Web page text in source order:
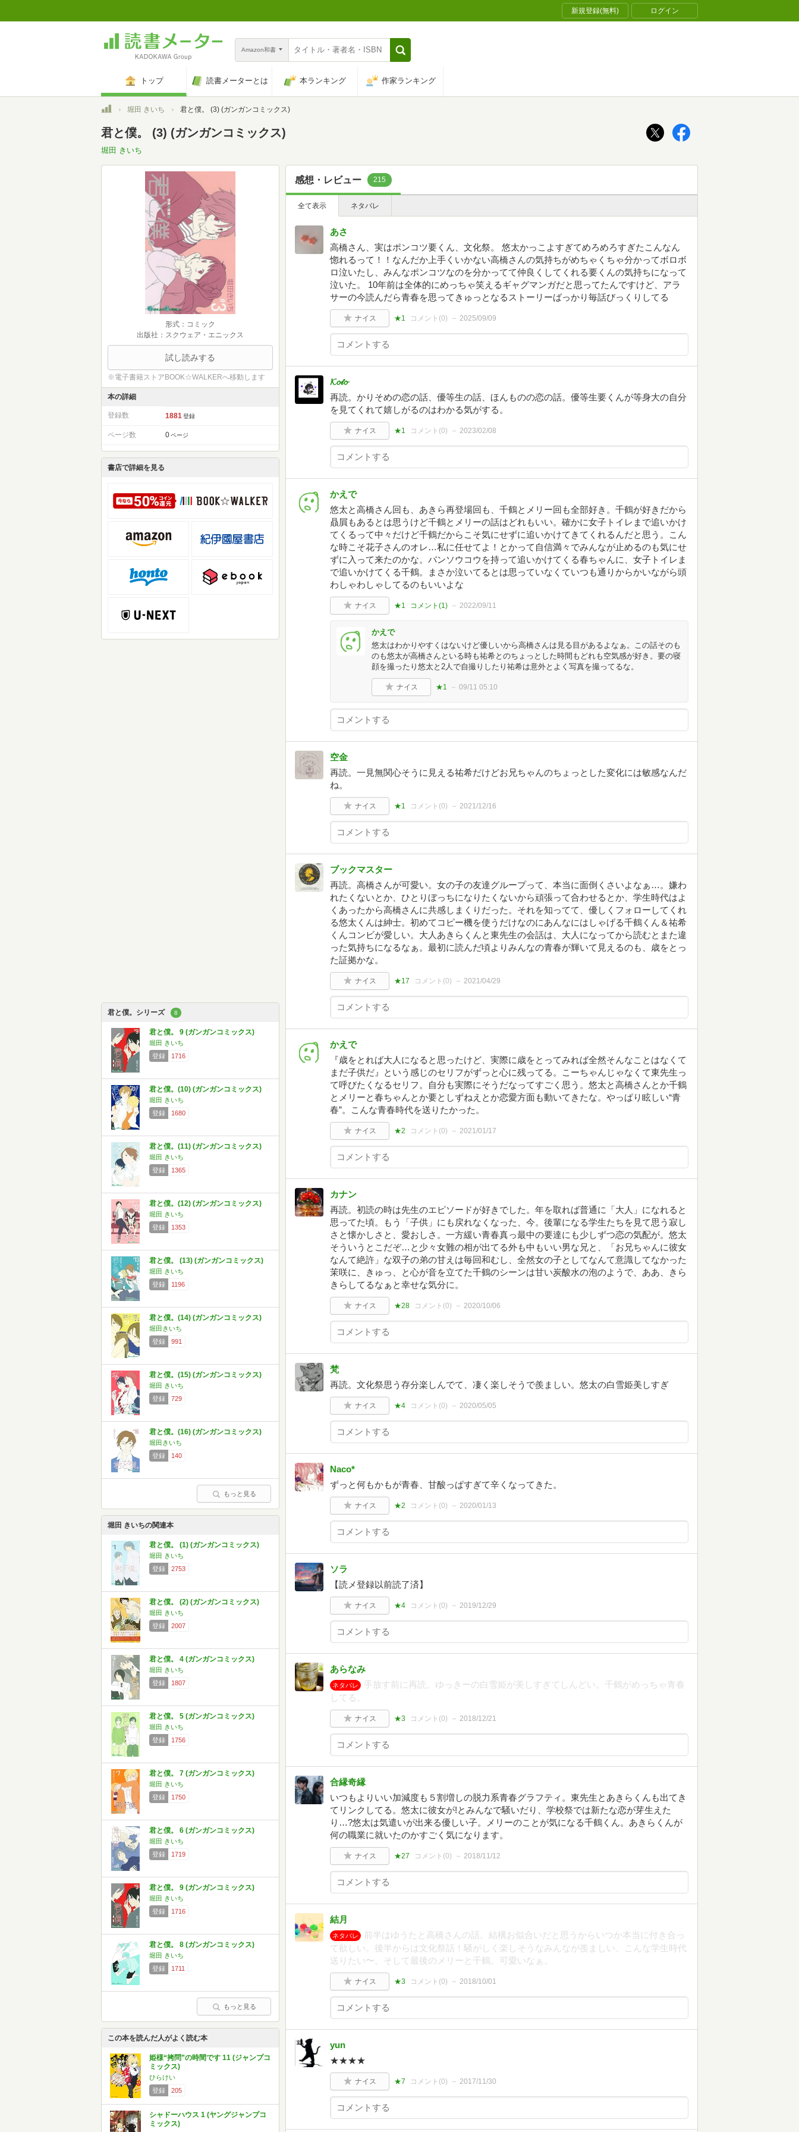
新規登録(無料) ログイン
Amazon和書
トップ 読書メーターとは 本ランキング 作家ランキング
トップ堀田 きいち 君と僕。 (3) (ガンガンコミックス)
君と僕。 (3) (ガンガンコミックス)
堀田 きいち
形式：コミック
出版社：スクウェア・エニックス
試し読みする
※電子書籍ストアBOOK☆WALKERへ移動します
本の詳細
登録数 1881 登録
ページ数 0 ページ
書店で詳細を見る
君と僕。シリーズ 8
君と僕。 9 (ガンガンコミックス)
堀田 きいち
登録
1716
君と僕。(10) (ガンガンコミックス)
堀田 きいち
登録
1680
君と僕。(11) (ガンガンコミックス)
堀田 きいち
登録
1365
君と僕。(12) (ガンガンコミックス)
堀田 きいち
登録
1353
君と僕。 (13) (ガンガンコミックス)
堀田 きいち
登録
1196
君と僕。(14) (ガンガンコミックス)
堀田きいち
登録
991
君と僕。(15) (ガンガンコミックス)
堀田 きいち
登録
729
君と僕。(16) (ガンガンコミックス)
堀田きいち
登録
140
もっと見る
堀田 きいちの関連本
君と僕。 (1) (ガンガンコミックス)
堀田 きいち
登録
2753
君と僕。 (2) (ガンガンコミックス)
堀田 きいち
登録
2007
君と僕。 4 (ガンガンコミックス)
堀田 きいち
登録
1807
君と僕。 5 (ガンガンコミックス)
堀田 きいち
登録
1756
君と僕。 7 (ガンガンコミックス)
堀田 きいち
登録
1750
君と僕。 6 (ガンガンコミックス)
堀田 きいち
登録
1719
君と僕。 9 (ガンガンコミックス)
堀田 きいち
登録
1716
君と僕。 8 (ガンガンコミックス)
堀田 きいち
登録
1711
もっと見る
この本を読んだ人がよく読む本
姫様“拷問”の時間です 11 (ジャンプコ
ミックス)
ひらけい
登録
205
シャドーハウス 1 (ヤングジャンプコ
ミックス)
感想・レビュー 215
全て表示 ネタバレ
あさ
高橋さん、実はポンコツ要くん、文化祭。 悠太かっこよすぎてめろめろすぎたこんなん
惚れるって！！なんだか上手くいかない高橋さんの気持ちがめちゃくちゃ分かってボロボ
ロ泣いたし、みんなポンコツなのを分かってて仲良くしてくれる要くんの気持ちになって
泣いた。 10年前は全体的にめっちゃ笑えるギャグマンガだと思ってたんですけど、アラ
サーの今読んだら青春を思ってきゅっとなるストーリーばっかり毎話びっくりしてる
ナイス ★1 コメント(0) 2025/09/09
𝓚𝓸𝓉𝓸
再読。かりそめの恋の話、優等生の話、ほんものの恋の話。優等生要くんが等身大の自分
を見てくれて嬉しがるのはわかる気がする。
ナイス ★1 コメント(0) 2023/02/08
かえで
悠太と高橋さん回も、あきら再登場回も、千鶴とメリー回も全部好き。千鶴が好きだから
贔屓もあるとは思うけど千鶴とメリーの話はどれもいい。確かに女子トイレまで追いかけ
てくるって中々だけど千鶴だからこそ気にせずに追いかけてきてくれるんだと思う。こん
な時こそ花子さんのオレ…私に任せてよ！とかって自信満々でみんなが止めるのも気にせ
ずに入って来たのかな。バンソウコウを持って追いかけてくる春ちゃんに、女子トイレま
で追いかけてくる千鶴。まさか泣いてるとは思っていなくていつも通りからかいながら頭
わしゃわしゃしてるのもいいよな
ナイス ★1 コメント(1) 2022/09/11
かえで
悠太はわかりやすくはないけど優しいから高橋さんは見る目があるよなぁ。この話そのも
のも悠太が高橋さんといる時も祐希とのちょっとした時間もどれも空気感が好き。要の寝
顔を撮ったり悠太と2人で自撮りしたり祐希は意外とよく写真を撮ってるな。
ナイス ★1 09/11 05:10
空金
再読。一見無関心そうに見える祐希だけどお兄ちゃんのちょっとした変化には敏感なんだ
ね。
ナイス ★1 コメント(0) 2021/12/16
ブックマスター
再読。高橋さんが可愛い。女の子の友達グループって、本当に面倒くさいよなぁ…。嫌わ
れたくないとか、ひとりぼっちになりたくないから頑張って合わせるとか、学生時代はよ
くあったから高橋さんに共感しまくりだった。それを知ってて、優しくフォローしてくれ
る悠太くんは紳士。初めてコピー機を使うだけなのにあんなにはしゃげる千鶴くん＆祐希
くんコンビが愛しい。大人あきらくんと東先生の会話は、大人になってから読むとまた違
った気持ちになるなぁ。最初に読んだ頃よりみんなの青春が輝いて見えるのも、歳をとっ
た証拠かな。
ナイス ★17 コメント(0) 2021/04/29
かえで
『歳をとれば大人になると思ったけど、実際に歳をとってみれば全然そんなことはなくて
まだ子供だ』という感じのセリフがずっと心に残ってる。こーちゃんじゃなくて東先生っ
て呼びたくなるセリフ。自分も実際にそうだなってすごく思う。悠太と高橋さんとか千鶴
とメリーと春ちゃんとか要としずねえとか恋愛方面も動いてきたな。やっぱり眩しい“青
春”。こんな青春時代を送りたかった。
ナイス ★2 コメント(0) 2021/01/17
カナン
再読。初読の時は先生のエピソードが好きでした。年を取れば普通に「大人」になれると
思ってた頃。もう「子供」にも戻れなくなった、今。後輩になる学生たちを見て思う寂し
さと懐かしさと、愛おしさ。一方緩い青春真っ最中の要達にも少しずつ恋の気配が。悠太
そういうとこだぞ…と少々女難の相が出てる外も中もいい男な兄と、「お兄ちゃんに彼女
なんて絶許」な双子の弟の甘えは毎回和むし、全然女の子としてなんて意識してなかった
茉咲に、きゅっ、と心が音を立てた千鶴のシーンは甘い炭酸水の泡のようで、ああ、きら
きらしてるなぁと幸せな気分に。
ナイス ★28 コメント(0) 2020/10/06
梵
再読。文化祭思う存分楽しんでて、凄く楽しそうで羨ましい。悠太の白雪姫美しすぎ
ナイス ★4 コメント(0) 2020/05/05
Naco*
ずっと何もかもが青春、甘酸っぱすぎて辛くなってきた。
ナイス ★2 コメント(0) 2020/01/13
ソラ
【読メ登録以前読了済】
ナイス ★4 コメント(0) 2019/12/29
あらなみ
ネタバレ
手放す前に再読。ゆっきーの白雪姫が美しすぎてしんどい。千鶴がめっちゃ青春
してる。
ナイス ★3 コメント(0) 2018/12/21
合縁奇縁
いつもよりいい加減度も５割増しの脱力系青春グラフティ。東先生とあきらくんも出てき
てリンクしてる。悠太に彼女が!とみんなで騒いだり、学校祭では新たな恋が芽生えた
り…?悠太は気遣いが出来る優しい子。メリーのことが気になる千鶴くん。あきらくんが
何の職業に就いたのかすごく気になります。
ナイス ★27 コメント(0) 2018/11/12
結月
ネタバレ
前半はゆうたと高橋さんの話。結構お似合いだと思うからいつか本当に付き合っ
て欲しい。後半からは文化祭話！騒がしく楽しそうなみんなが羨ましい。こんな学生時代
送りたい〜。そして最後のメリーと千鶴。可愛いなぁ。
ナイス ★3 コメント(0) 2018/10/01
yun
★★★★
ナイス ★7 コメント(0) 2017/11/30